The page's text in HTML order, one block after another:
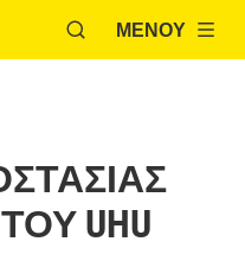
ΑΝΟΙΞΕ ΤΟ
ΜΕΝΟΎ
UHU